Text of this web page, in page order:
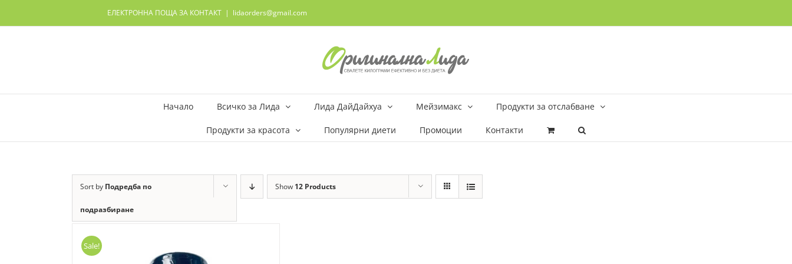
content
ЕЛЕКТРОННА ПОЩА ЗА КОНТАКТ | lidaorders@gmail.com
Начало Всичко за Лида Лида ДайДайхуа Мейзимакс Продукти за отслабване
Продукти за красота Популярни диети Промоции Контакти
Sort by Подредба по
подразбиране
Show 12 Products
Sale!